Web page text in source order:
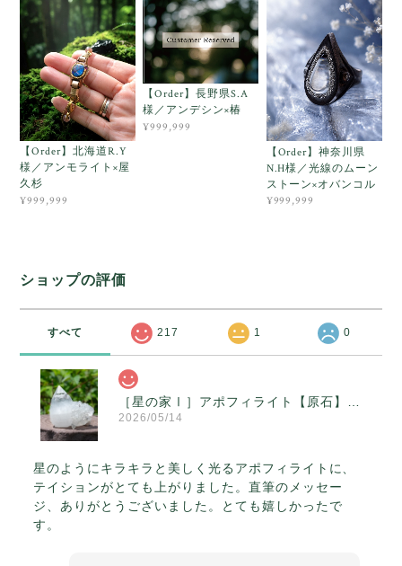
【Order】北海道R.Y
様／アンモライト×屋
久杉
¥999,999
【Order】長野県S.A
様／アンデシン×椿
¥999,999
【Order】神奈川県
N.H様／光線のムーン
ストーン×オバンコル
¥999,999
ショップの評価
すべて 217 1 0
2026/05/14
星のようにキラキラと美しく光るアポフィライトに、
テイションがとても上がりました。直筆のメッセー
ジ、ありがとうございました。とても嬉しかったで
す。